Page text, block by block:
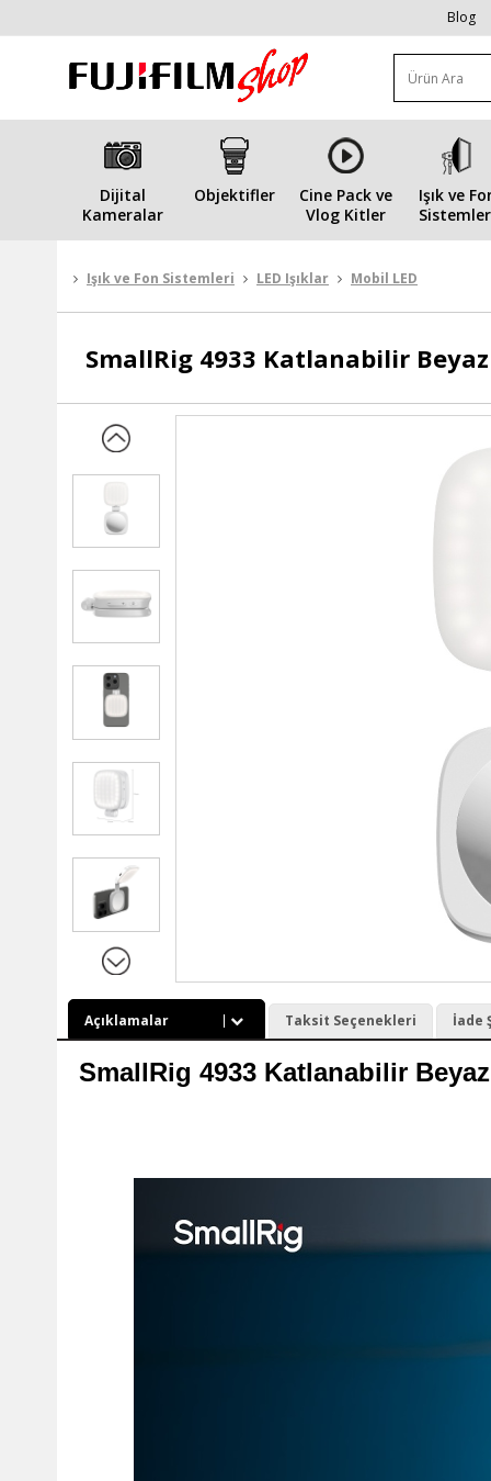
Blog
Dijital
Kameralar
Objektifler
Cine Pack ve
Vlog Kitler
Işık ve
Işık ve Fon Sistemleri LED Işıklar Mobil LED
SmallRig 4933 Katlanabilir
Açıklamalar Taksit Seçenekleri İade
SmallRig 4933 Katlanabilir